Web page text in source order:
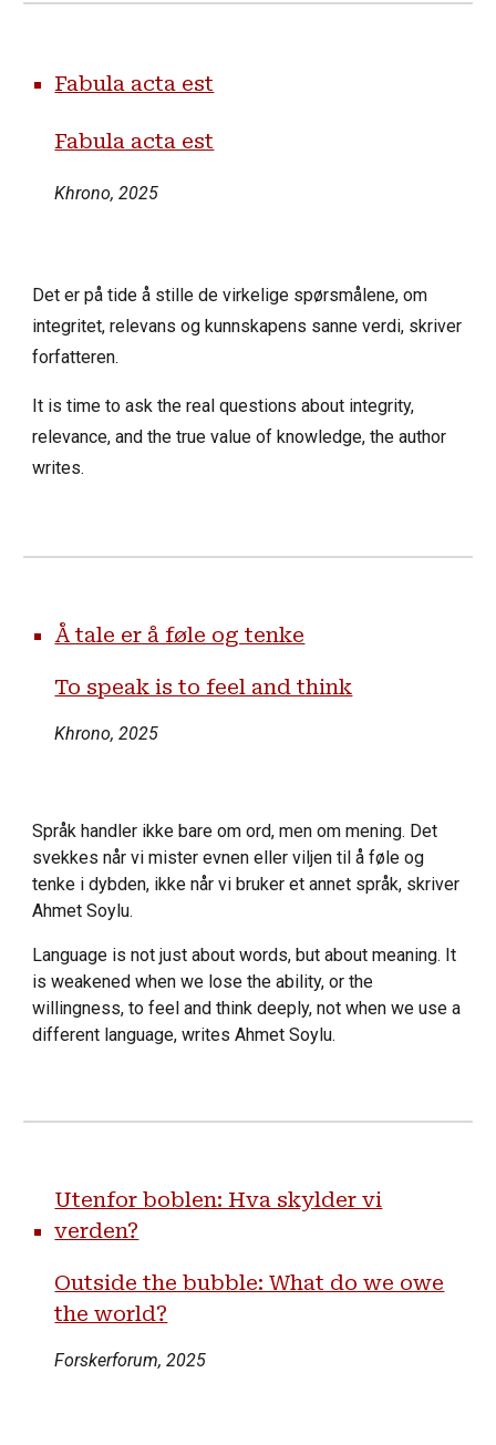
Fabula acta est
Fabula acta est
Khrono, 2025
Det er på tide å stille de virkelige spørsmålene, om
integritet, relevans og kunnskapens sanne verdi, skriver
forfatteren.
It is time to ask the real questions about integrity,
relevance, and the true value of knowledge, the author
writes.
Å tale er å føle og tenke
To speak is to feel and think
Khrono, 2025
Språk handler ikke bare om ord, men om mening. Det
svekkes når vi mister evnen eller viljen til å føle og
tenke i dybden, ikke når vi bruker et annet språk, skriver
Ahmet Soylu.
Language is not just about words, but about meaning. It
is weakened when we lose the ability, or the
willingness, to feel and think deeply, not when we use a
different language, writes Ahmet Soylu.
Utenfor boblen: Hva skylder vi
verden?
Outside the bubble: What do we owe
the world?
Forskerforum, 2025